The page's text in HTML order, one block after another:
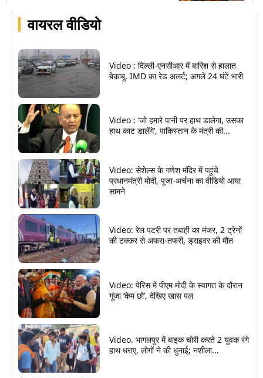
वायरल वीडियो
Video : दिल्ली-एनसीआर में बारिश से हालात
बेकाबू, IMD का रेड अलर्ट; अगले 24 घंटे भारी
Video : ‘जो हमारे पानी पर हाथ डालेगा, उसका
हाथ काट डालेंगे’, पाकिस्तान के मंत्री की...
Video: सेशेल्स के गणेश मंदिर में पहुंचे
प्रधानमंत्री मोदी, पूजा-अर्चना का वीडियो आया
सामने
Video: रेल पटरी पर तबाही का मंजर, 2 ट्रेनों
की टक्कर से अफरा-तफरी, ड्राइवर की मौत
Video: पेरिस में पीएम मोदी के स्वागत के दौरान
गूंजा ‘केम छो’, देखिए खास पल
Video. भागलपुर में बाइक चोरी करते 2 युवक रंगे
हाथ धराए, लोगों ने की धुनाई; नशीला...